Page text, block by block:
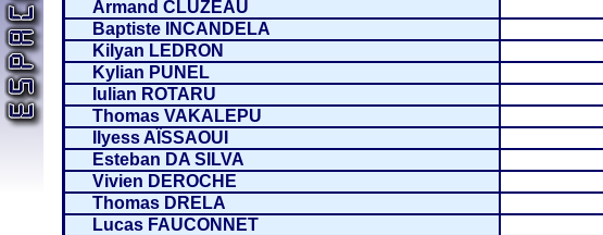
Armand CLUZEAU
Baptiste INCANDELA
Kilyan LEDRON
Kylian PUNEL
Iulian ROTARU
Thomas VAKALEPU
Ilyess AÏSSAOUI
Esteban DA SILVA
Vivien DEROCHE
Thomas DRELA
Lucas FAUCONNET